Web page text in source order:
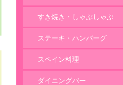
すき焼き・しゃぶしゃぶ
ステーキ・ハンバーグ
スペイン料理
ダイニングバー